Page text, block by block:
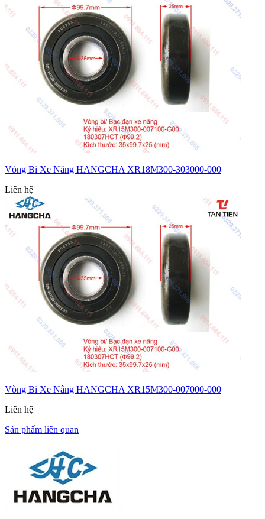
Vòng Bi Xe Nâng HANGCHA XR18M300-303000-000
Liên hệ
Vòng Bi Xe Nâng HANGCHA XR15M300-007000-000
Liên hệ
Sản phẩm liên quan